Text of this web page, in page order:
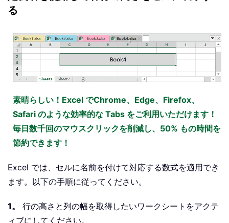
る
素晴らしい！Excel でChrome、Edge、Firefox、
Safari のような効率的な Tabs をご利用いただけます！
毎日数千回のマウスクリックを削減し、50% もの時間を
節約できます！
Excel では、セルに名前を付けて対応する数式を適用でき
ます。以下の手順に従ってください。
1。
行の高さと列の幅を取得したいワークシートをアクテ
ィブにしてください。